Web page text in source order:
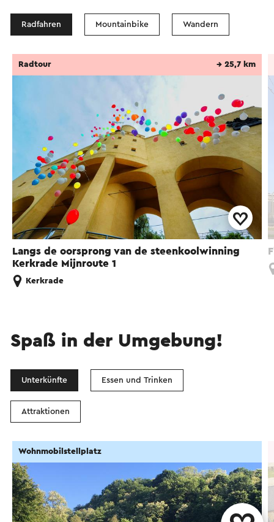
Radfahren Mountainbike Wandern
Langs de oorsprong van de steenkoolwinning
Kerkrade Mijnroute 1
Radtour → 25,7 km
Kerkrade
Spaß in der Umgebung!
Unterkünfte Essen und Trinken
Attraktionen
Wohnmobilstellplatz